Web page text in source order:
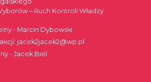
– Ruch Kontroli Władzy
- Marcin Dybowski
jacek2jacek2@wp.pl
- Jacek Biel